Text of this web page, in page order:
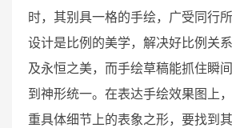
时，其别具一格的手绘，广受同行
设计是比例的美学，解决好比例关
及永恒之美，而手绘草稿能抓住瞬
到神形统一。在表达手绘效果图上
重具体细节上的表象之形，要找到